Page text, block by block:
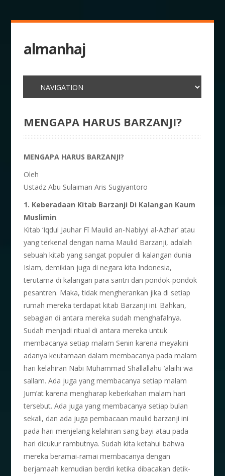
almanhaj
MENGAPA HARUS BARZANJI?
MENGAPA HARUS BARZANJI?
Oleh
Ustadz Abu Sulaiman Aris Sugiyantoro
1. Keberadaan Kitab Barzanji Di Kalangan Kaum
Muslimin.
Kitab ‘Iqdul Jauhar Fî Maulid an-Nabiyyi al-Azhar’ atau
yang terkenal dengan nama Maulid Barzanji, adalah
sebuah kitab yang sangat populer di kalangan dunia
Islam, demikian juga di negara kita Indonesia,
terutama di kalangan para santri dan pondok-pondok
pesantren. Maka, tidak mengherankan jika di setiap
rumah mereka terdapat kitab Barzanji ini. Bahkan,
sebagian di antara mereka sudah menghafalnya.
Sudah menjadi ritual di antara mereka untuk
membacanya setiap malam Senin karena meyakini
adanya keutamaan dalam membacanya pada malam
hari kelahiran Nabi Muhammad Shallallahu ‘alaihi wa
sallam. Ada juga yang membacanya setiap malam
Jum’at karena mengharap keberkahan malam hari
tersebut. Ada juga yang membacanya setiap bulan
sekali, dan ada juga pembacaan maulid barzanji ini
pada hari menjelang kelahiran sang bayi atau pada
hari dicukur rambutnya. Sudah kita ketahui bahwa
mereka beramai-ramai membacanya dengan
berjamaah kemudian berdiri ketika dibacakan detik-